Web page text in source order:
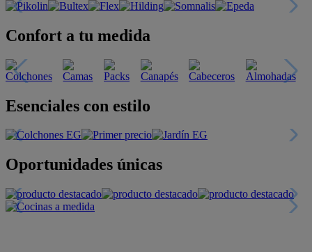
Confort a tu medida
Esenciales con estilo
Oportunidades únicas